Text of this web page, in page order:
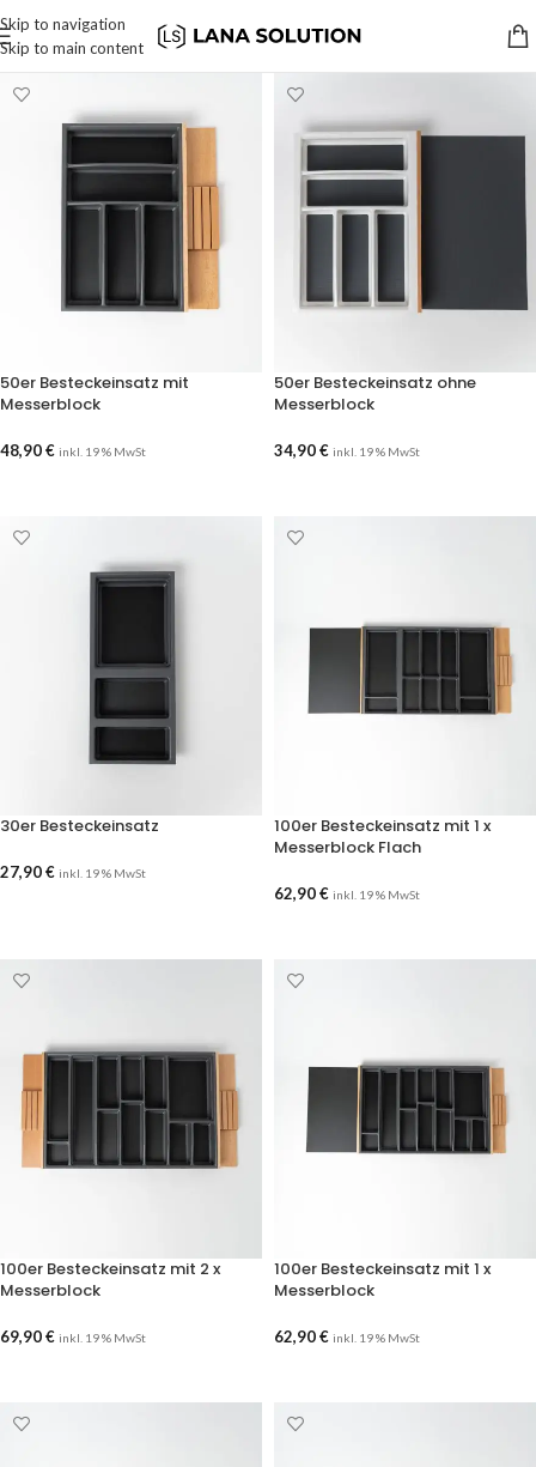
Skip to navigation
Skip to main content
50er Besteckeinsatz mit
Messerblock
48,90€ inkl. 19 % MwSt
50er Besteckeinsatz ohne
Messerblock
34,90€ inkl. 19 % MwSt
30er Besteckeinsatz
27,90€ inkl. 19 % MwSt
100er Besteckeinsatz mit 1 x
Messerblock Flach
62,90€ inkl. 19 % MwSt
100er Besteckeinsatz mit 2 x
Messerblock
69,90€ inkl. 19 % MwSt
100er Besteckeinsatz mit 1 x
Messerblock
62,90€ inkl. 19 % MwSt